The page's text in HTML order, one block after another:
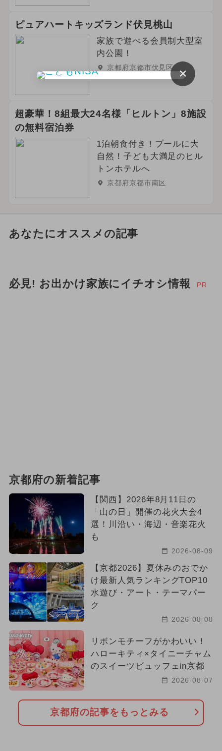
ピュアハートキッズランド伏見桃山
家族で遊べる会員制大型室
内公園！
京都府京都市伏見区
超豪華！8組最大24名様「ヒルトン」8施設
の無料宿泊券
1泊朝食付き！プールに大
自然！子ども大満足のヒル
トンホテルへ
京都府京都市南区
あなたにオススメの記事
必見! お出かけ家族にイチオシ情報 PR
京都府の新着記事
【関西】2026年8月11日の
「山の日」開催の花火大会4
選！川沿い・海辺・音楽花火
も
2026-08-09
【京都2026】夏休みのおでか
け最新人気ランキングTOP10
水遊び・アート・テーマパー
ク
2026-08-08
リボンモチーフがかわいい！
ハローキティ×タイニーチャム
のスイーツビュッフェin京都
2026-08-07
京都府の記事をもっとみる
×